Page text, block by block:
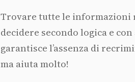
Trovare tutte le informazioni
decidere secondo logica e
garantisce l’assenza di
ma aiuta molto!